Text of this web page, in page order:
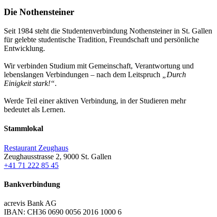
Die Nothensteiner
Seit 1984 steht die Studentenverbindung Nothensteiner in St. Gallen
für gelebte studentische Tradition, Freundschaft und persönliche
Entwicklung.
Wir verbinden Studium mit Gemeinschaft, Verantwortung und
lebenslangen Verbindungen – nach dem Leitspruch
„Durch
Einigkeit stark!“.
Werde Teil einer aktiven Verbindung, in der Studieren mehr
bedeutet als Lernen.
Stammlokal
Restaurant Zeughaus
Zeughausstrasse 2, 9000 St. Gallen
+41 71 222 85 45
Bankverbindung
acrevis Bank AG
IBAN: CH36 0690 0056 2016 1000 6